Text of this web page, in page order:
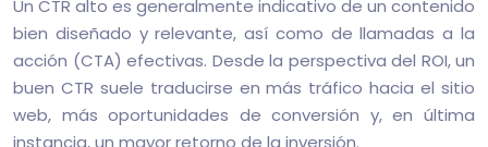
Un CTR alto es generalmente indicativo de un contenido
bien diseñado y relevante, así como de llamadas a la
acción (CTA) efectivas. Desde la perspectiva del ROI, un
buen CTR suele traducirse en más tráfico hacia el sitio
web, más oportunidades de conversión y, en última
instancia, un mayor retorno de la inversión.